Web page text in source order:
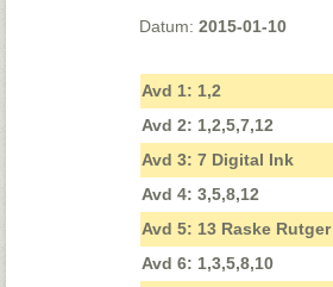
Datum:2015-01-10
Avd 1: 1,2
Avd 2: 1,2,5,7,12
Avd 3: 7 Digital Ink
Avd 4: 3,5,8,12
Avd 5: 13 Raske Rutger
Avd 6: 1,3,5,8,10